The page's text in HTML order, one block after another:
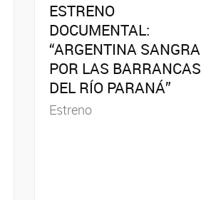
ESTRENO
DOCUMENTAL:
“ARGENTINA SANGRA
POR LAS BARRANCAS
DEL RÍO PARANÁ”
Estreno